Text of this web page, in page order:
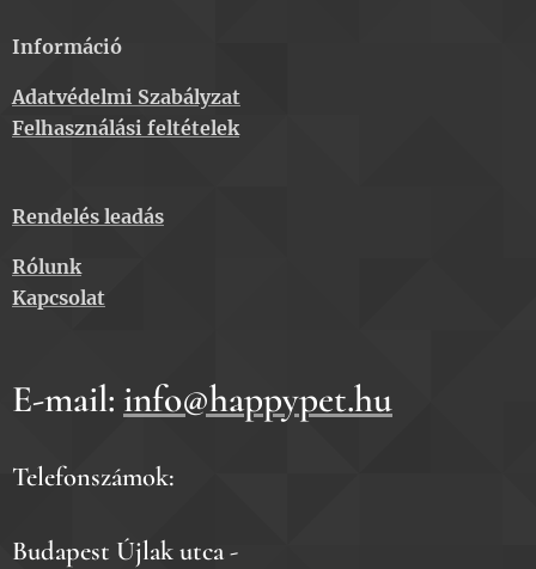
Információ
Adatvédelmi Szabályzat
Felhasználási feltételek
Rendelés leadás
Rólunk
Kapcsolat
E-mail: info@happypet.hu
Telefonszámok:
Budapest Újlak utca -